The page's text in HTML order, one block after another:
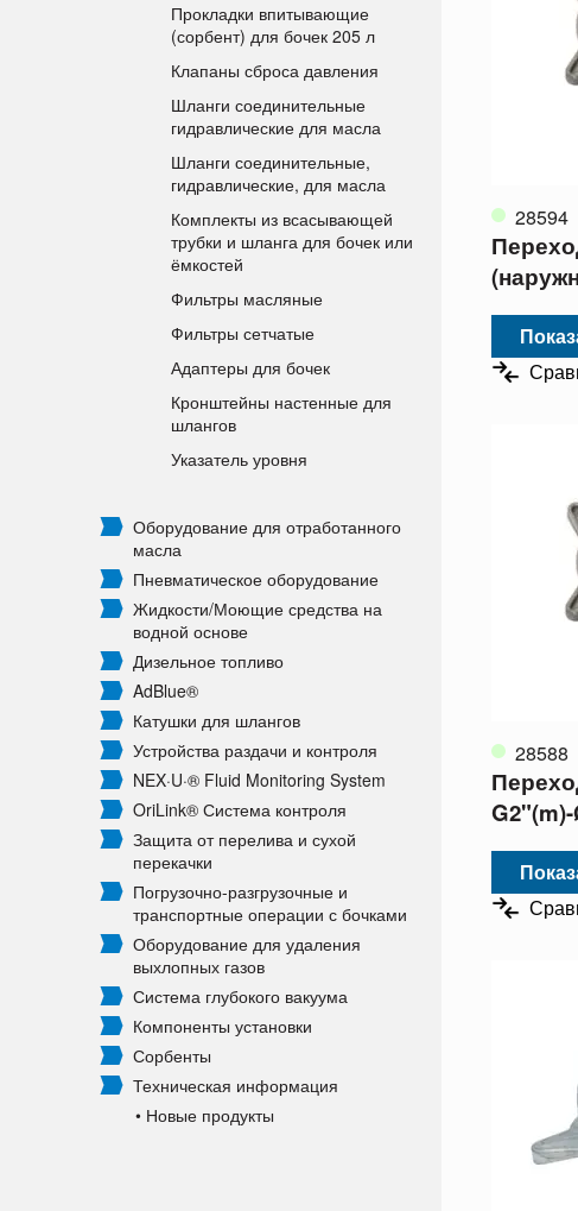
Прокладки впитывающие
(сорбент) для бочек 205 л
Клапаны сброса давления
Шланги соединительные
гидравлические для масла
Шланги соединительные,
гидравлические, для масла
Комплекты из всасывающей
трубки и шланга для бочек или
ёмкостей
Фильтры масляные
Фильтры сетчатые
Адаптеры для бочек
Кронштейны настенные для
шлангов
Указатель уровня
Оборудование для отработанного
масла
Пневматическое оборудование
Жидкости/Моющие средства на
водной основе
Дизельное топливо
AdBlue®
Катушки для шлангов
Устройства раздачи и контроля
NEX·U·® Fluid Monitoring System
OriLink® Система контроля
Защита от перелива и сухой
перекачки
Погрузочно-разгрузочные и
транспортные операции с бочками
Оборудование для удаления
выхлопных газов
Система глубокого вакуума
Компоненты установки
Сорбенты
Техническая информация
• Новые продукты
28594
28588